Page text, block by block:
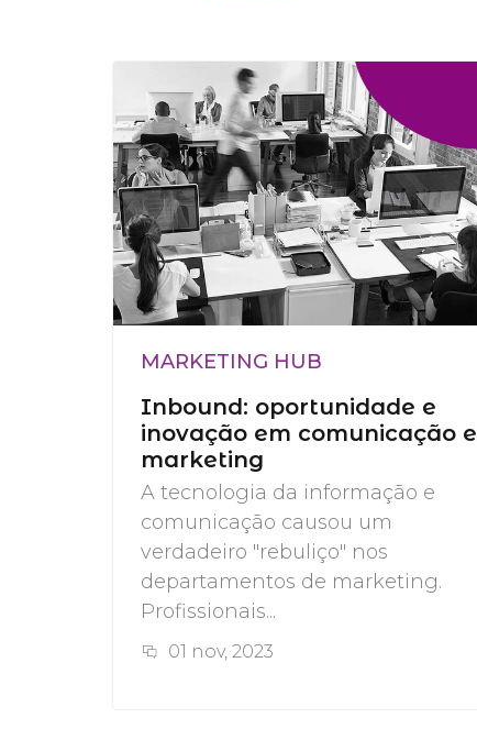
MARKETING HUB
Inbound: oportunidade e
inovação em comunicação e
marketing
A tecnologia da informação e
comunicação causou um
verdadeiro "rebuliço" nos
departamentos de marketing.
Profissionais...
01 nov, 2023